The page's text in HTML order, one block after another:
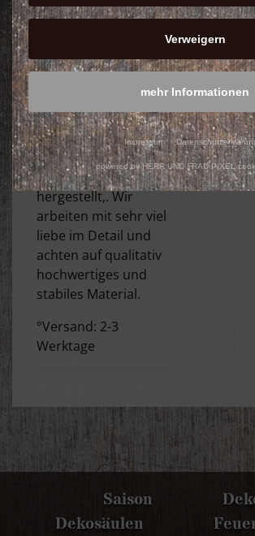
auch Säulen,
Feuertonnen, Stecker
Dekoartikel erwerben
.°Unsere Produkte
werden selber
hergestellt,. Wir
arbeiten mit sehr viel
liebe im Detail und
achten auf qualitativ
hochwertiges und
stabiles Material.
°Versand: 2-3
Werktage
Saison
Dekosäulen
Verweigern
mehr Informationen
Impressum
powered by HERR UND FRAU PIXEL